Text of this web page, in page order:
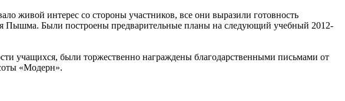
живой интерес со стороны участников, все они выразили готовность
Пышма. Были построены предварительные планы на следующий учебный 2012-
учащихся, были торжественно награждены благодарственными письмами от
«Модерн».